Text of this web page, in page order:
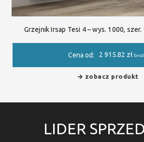
Grzejnik Irsap Tesi 4 – wys. 1000,
Cena od: 2 915.82 zł
zobacz produkt
LIDER